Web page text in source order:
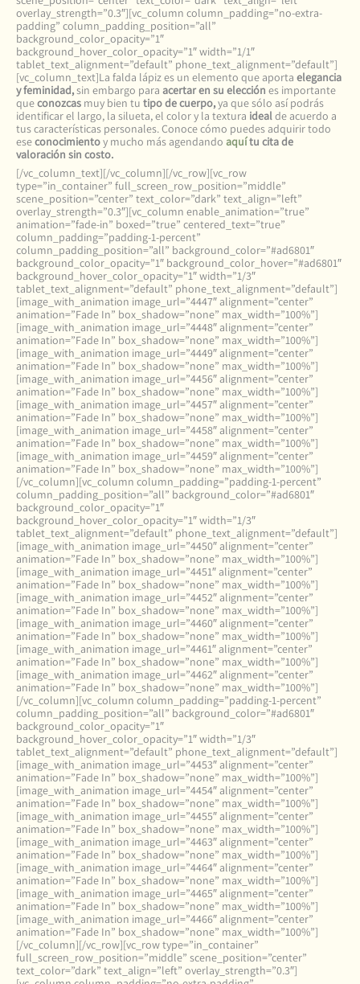
overlay_strength=”0.3″][vc_column column_padding=”no-extra-
padding” column_padding_position=”all”
background_color_opacity=”1″
background_hover_color_opacity=”1″ width=”1/1″
tablet_text_alignment=”default” phone_text_alignment=”default”]
[vc_column_text]La falda lápiz es un elemento que aporta elegancia
y feminidad,sin embargo para acertar en su elección es importante
queconozcas muy bien tu tipo de cuerpo,ya que sólo así podrás
identificar el largo, la silueta, el color y la textura idealde acuerdo a
tus características personales. Conoce cómo puedes adquirir todo
eseconocimientoy mucho más agendando aquítu cita de
valoración sin costo.
[/vc_column_text][/vc_column][/vc_row][vc_row
type=”in_container” full_screen_row_position=”middle”
scene_position=”center” text_color=”dark” text_align=”left”
overlay_strength=”0.3″][vc_column enable_animation=”true”
animation=”fade-in” boxed=”true” centered_text=”true”
column_padding=”padding-1-percent”
column_padding_position=”all” background_color=”#ad6801″
background_color_opacity=”1″ background_color_hover=”#ad6801″
background_hover_color_opacity=”1″ width=”1/3″
tablet_text_alignment=”default” phone_text_alignment=”default”]
[image_with_animation image_url=”4447″ alignment=”center”
animation=”Fade In” box_shadow=”none” max_width=”100%”]
[image_with_animation image_url=”4448″ alignment=”center”
animation=”Fade In” box_shadow=”none” max_width=”100%”]
[image_with_animation image_url=”4449″ alignment=”center”
animation=”Fade In” box_shadow=”none” max_width=”100%”]
[image_with_animation image_url=”4456″ alignment=”center”
animation=”Fade In” box_shadow=”none” max_width=”100%”]
[image_with_animation image_url=”4457″ alignment=”center”
animation=”Fade In” box_shadow=”none” max_width=”100%”]
[image_with_animation image_url=”4458″ alignment=”center”
animation=”Fade In” box_shadow=”none” max_width=”100%”]
[image_with_animation image_url=”4459″ alignment=”center”
animation=”Fade In” box_shadow=”none” max_width=”100%”]
[/vc_column][vc_column column_padding=”padding-1-percent”
column_padding_position=”all” background_color=”#ad6801″
background_color_opacity=”1″
background_hover_color_opacity=”1″ width=”1/3″
tablet_text_alignment=”default” phone_text_alignment=”default”]
[image_with_animation image_url=”4450″ alignment=”center”
animation=”Fade In” box_shadow=”none” max_width=”100%”]
[image_with_animation image_url=”4451″ alignment=”center”
animation=”Fade In” box_shadow=”none” max_width=”100%”]
[image_with_animation image_url=”4452″ alignment=”center”
animation=”Fade In” box_shadow=”none” max_width=”100%”]
[image_with_animation image_url=”4460″ alignment=”center”
animation=”Fade In” box_shadow=”none” max_width=”100%”]
[image_with_animation image_url=”4461″ alignment=”center”
animation=”Fade In” box_shadow=”none” max_width=”100%”]
[image_with_animation image_url=”4462″ alignment=”center”
animation=”Fade In” box_shadow=”none” max_width=”100%”]
[/vc_column][vc_column column_padding=”padding-1-percent”
column_padding_position=”all” background_color=”#ad6801″
background_color_opacity=”1″
background_hover_color_opacity=”1″ width=”1/3″
tablet_text_alignment=”default” phone_text_alignment=”default”]
[image_with_animation image_url=”4453″ alignment=”center”
animation=”Fade In” box_shadow=”none” max_width=”100%”]
[image_with_animation image_url=”4454″ alignment=”center”
animation=”Fade In” box_shadow=”none” max_width=”100%”]
[image_with_animation image_url=”4455″ alignment=”center”
animation=”Fade In” box_shadow=”none” max_width=”100%”]
[image_with_animation image_url=”4463″ alignment=”center”
animation=”Fade In” box_shadow=”none” max_width=”100%”]
[image_with_animation image_url=”4464″ alignment=”center”
animation=”Fade In” box_shadow=”none” max_width=”100%”]
[image_with_animation image_url=”4465″ alignment=”center”
animation=”Fade In” box_shadow=”none” max_width=”100%”]
[image_with_animation image_url=”4466″ alignment=”center”
animation=”Fade In” box_shadow=”none” max_width=”100%”]
[/vc_column][/vc_row][vc_row type=”in_container”
full_screen_row_position=”middle” scene_position=”center”
text_color=”dark” text_align=”left” overlay_strength=”0.3″]